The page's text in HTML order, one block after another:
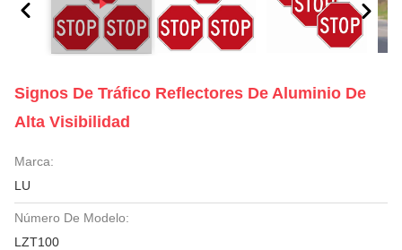
Signos De Tráfico Reflectores De Aluminio De
Alta Visibilidad
Marca:
LU
Número De Modelo:
LZT100